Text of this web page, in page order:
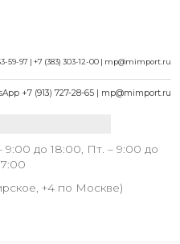
59-97 | +7 (383) 303-12-00 | mp@mimport.ru
+7 (913) 727-28-65 | mp@mimport.ru
9:00 до 18:00, Пт. – 9:00 до
+4 по Москве)